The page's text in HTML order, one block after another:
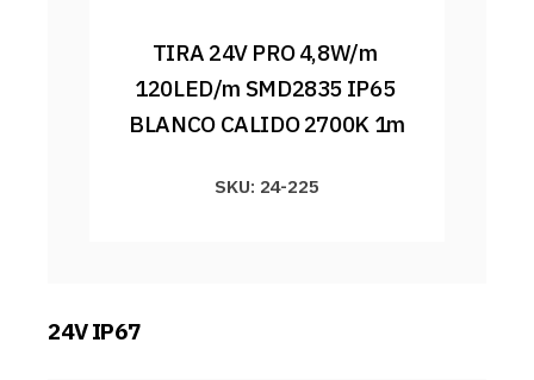
TIRA 24V PRO 4,8W/m
120LED/m SMD2835 IP65
BLANCO CALIDO 2700K 1m
SKU: 24-225
24V IP67